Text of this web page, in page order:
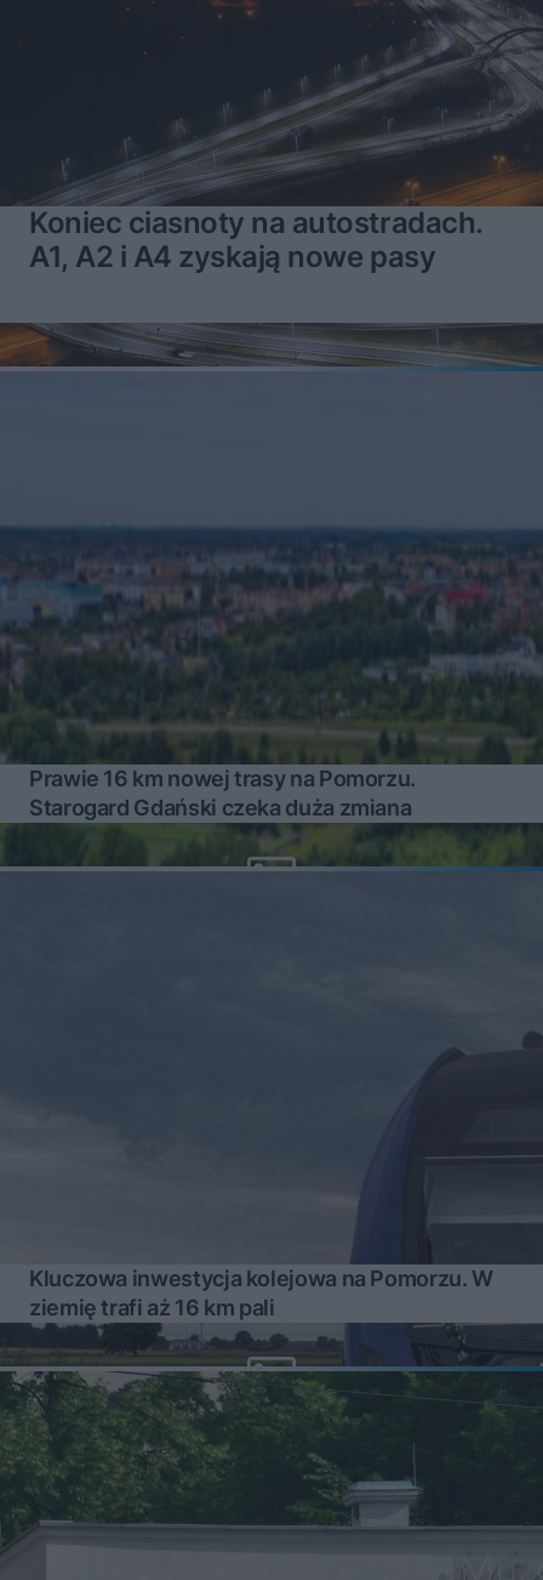
Koniec ciasnoty na autostradach.
A1, A2 i A4 zyskają nowe pasy
Prawie 16 km nowej trasy na Pomorzu.
Starogard Gdański czeka duża zmiana
Kluczowa inwestycja kolejowa na Pomorzu. W
ziemię trafi aż 16 km pali